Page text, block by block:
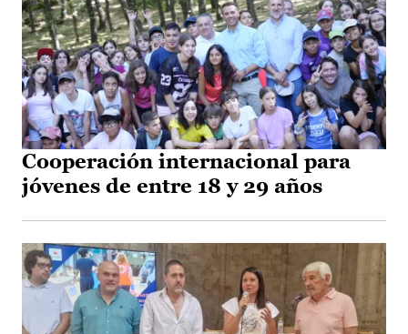
Cooperación internacional para
jóvenes de entre 18 y 29 años